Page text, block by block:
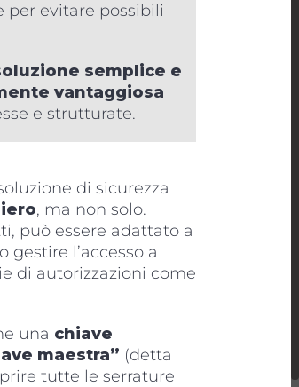
per evitare possibili
semplice e
vantaggiosa
e strutturate.
di sicurezza
, ma non solo.
può essere adattato a
gestire l’accesso a
di autorizzazioni come
una chiave
maestra” (detta
tutte le serrature